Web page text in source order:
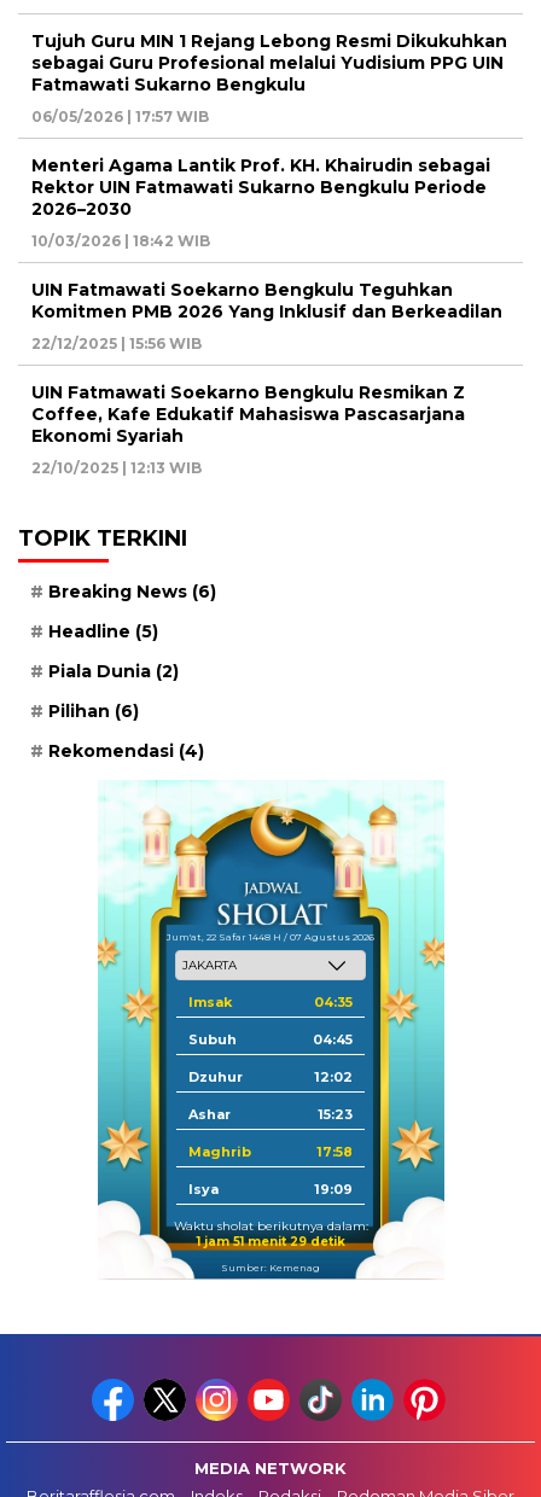
Tujuh Guru MIN 1 Rejang Lebong Resmi Dikukuhkan
sebagai Guru Profesional melalui Yudisium PPG UIN
Fatmawati Sukarno Bengkulu
06/05/2026 | 17:57 WIB
Menteri Agama Lantik Prof. KH. Khairudin sebagai
Rektor UIN Fatmawati Sukarno Bengkulu Periode
2026–2030
10/03/2026 | 18:42 WIB
UIN Fatmawati Soekarno Bengkulu Teguhkan
Komitmen PMB 2026 Yang Inklusif dan Berkeadilan
22/12/2025 | 15:56 WIB
UIN Fatmawati Soekarno Bengkulu Resmikan Z
Coffee, Kafe Edukatif Mahasiswa Pascasarjana
Ekonomi Syariah
22/10/2025 | 12:13 WIB
TOPIK TERKINI
Breaking News (6)
Headline (5)
Piala Dunia (2)
Pilihan (6)
Rekomendasi (4)
Jum'at, 22 Safar 1448 H / 07 Agustus 2026
Imsak 04:35
Subuh 04:45
Dzuhur 12:02
Ashar 15:23
Maghrib 17:58
Isya 19:09
Waktu sholat berikutnya dalam:
1 jam 51 menit 28 detik
Sumber: Kemenag
MEDIA NETWORK